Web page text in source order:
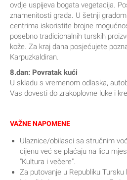
ovdje uspijeva bogata vegetacija.
znamenitosti grada. U šetnji
centrima iskoristite brojne
posebno tradicionalnih turskih
kože. Za kraj dana posjećujete
Karpuzkaldiran.
8.dan: Povratak kući
U skladu s vremenom odlaska,
Vas dovesti do zrakoplovne luke i
VAŽNE NAPOMENE
Ulaznice/obilasci sa stručnim
cijenu već se plaćaju na licu
"Kultura i večere".
Za putovanje u Republiku